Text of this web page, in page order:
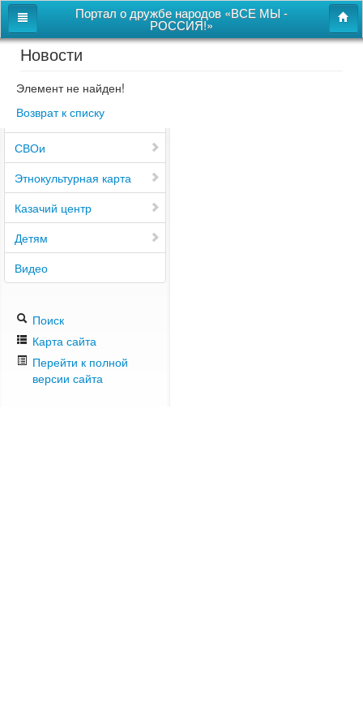
Портал о дружбе народов «ВСЕ МЫ -
РОССИЯ!»
Главная
Дом дружбы народов
Новости
СВОи
Этнокультурная карта
Казачий центр
Детям
Видео
Поиск
Карта сайта
Перейти к полной
версии сайта
Новости
Элемент не найден!
Возврат к списку